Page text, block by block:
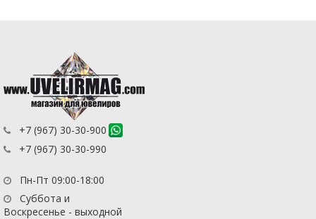
+7 (967) 30-30-900
+7 (967) 30-30-990
Пн-Пт 09:00-18:00
Суббота и
Воскресенье - выходной